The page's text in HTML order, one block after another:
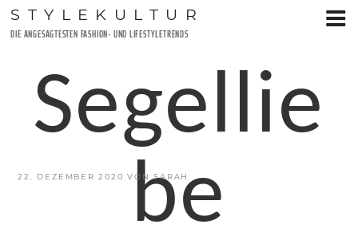
Zum
Inhalt
STYLEKULTUR
DIE ANGESAGTESTEN FASHION- UND LIFESTYLETRENDS
VERÖFFENTLICHT
22. DEZEMBER 2020 VONSARAH
Segellie
be